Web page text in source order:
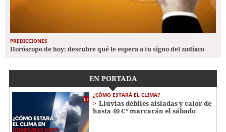
PREDICCIONES
Horóscopo de hoy: descubre qué le espera a tu signo del zodiaco
EN PORTADA
¿CÓMO ESTARÁ EL CLIMA?
Lluvias débiles aisladas y calor de
hasta 40 C° marcarán el sábado